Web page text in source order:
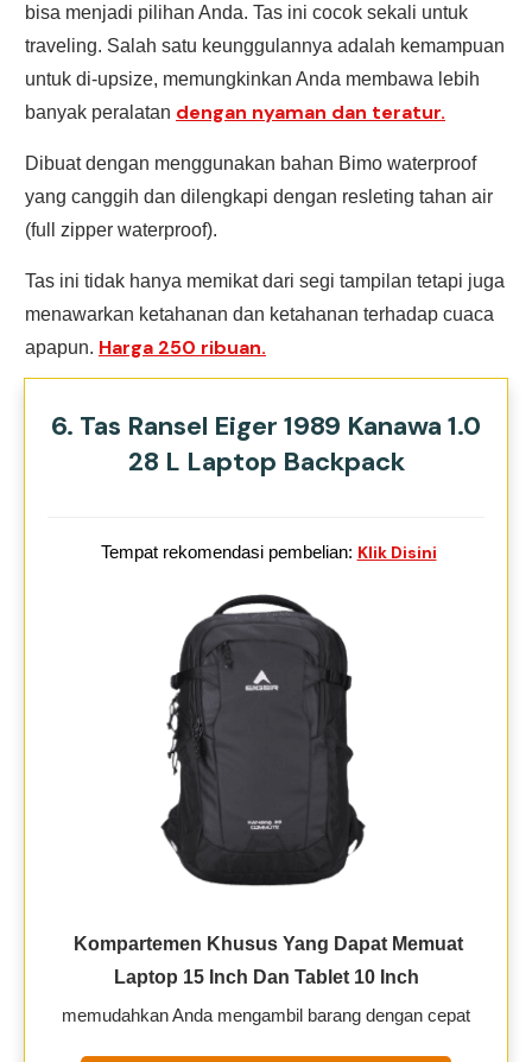
bisa menjadi pilihan Anda. Tas ini cocok sekali untuk
traveling. Salah satu keunggulannya adalah kemampuan
untuk di-upsize, memungkinkan Anda membawa lebih
banyak peralatan dengan nyaman dan teratur.
Dibuat dengan menggunakan bahan Bimo waterproof
yang canggih dan dilengkapi dengan resleting tahan air
(full zipper waterproof).
Tas ini tidak hanya memikat dari segi tampilan tetapi juga
menawarkan ketahanan dan ketahanan terhadap cuaca
apapun. Harga 250 ribuan.
6. Tas Ransel Eiger 1989 Kanawa 1.0
28 L Laptop Backpack
Tempat rekomendasi pembelian: Klik Disini
Kompartemen Khusus Yang Dapat Memuat
Laptop 15 Inch Dan Tablet 10 Inch
memudahkan Anda mengambil barang dengan cepat